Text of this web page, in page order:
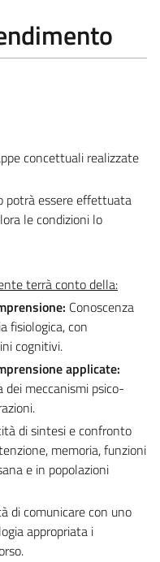
concettuali realizzate
potrà essere effettuata
le condizioni lo
terrà conto della:
Conoscenza
fisiologica, con
cognitivi.
applicate:
dei meccanismi psico-
di sintesi e confronto
memoria, funzioni
e in popolazioni
di comunicare con uno
appropriata i